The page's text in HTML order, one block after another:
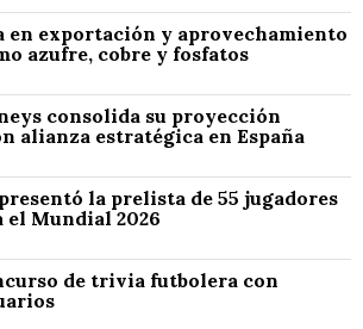
en exportación y aprovechamiento
azufre, cobre y fosfatos
consolida su proyección
alianza estratégica en España
la prelista de 55 jugadores
el Mundial 2026
de trivia futbolera con